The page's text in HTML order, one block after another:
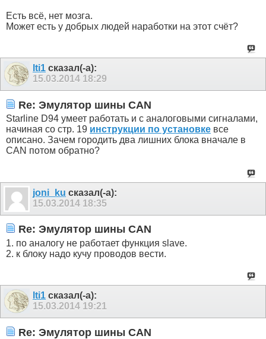
Есть всё, нет мозга.
Может есть у добрых людей наработки на этот счёт?
lti1 сказал(-а):
15.03.2014 18:29
Re: Эмулятор шины CAN
Starline D94 умеет работать и с аналоговыми сигналами,
начиная со стр. 19 инструкции по установке все
описано. Зачем городить два лишних блока вначале в
CAN потом обратно?
joni_ku сказал(-а):
15.03.2014 18:35
Re: Эмулятор шины CAN
1. по аналогу не работает функция slave.
2. к блоку надо кучу проводов вести.
lti1 сказал(-а):
15.03.2014 19:21
Re: Эмулятор шины CAN